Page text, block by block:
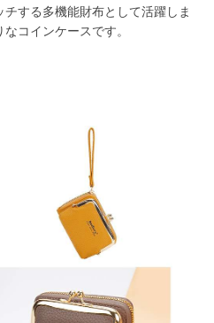
する多機能財布として活躍しま
コインケースです。